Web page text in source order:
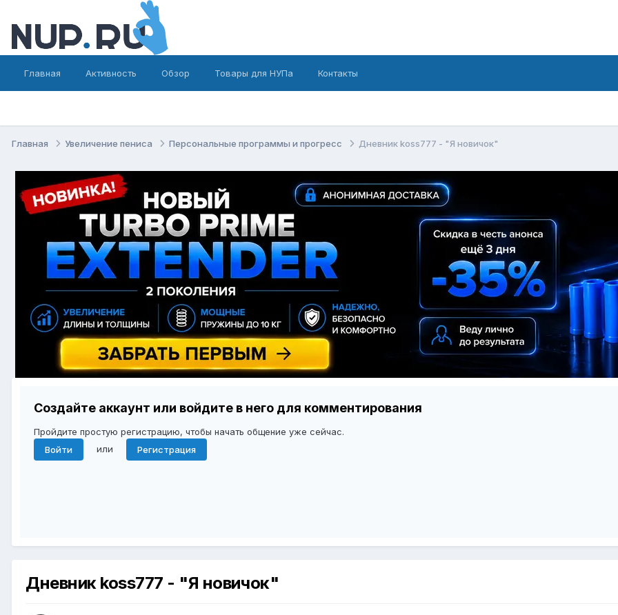
Главная Активность Обзор Товары для НУПа Контакты
Главная Увеличение пениса Персональные программы и прогресс Дневник koss777 - "Я новичок"
Создайте аккаунт или войдите в него для комментирования
Пройдите простую регистрацию, чтобы начать общение уже сейчас.
Войти
или Регистрация
Дневник koss777 - "Я новичок"